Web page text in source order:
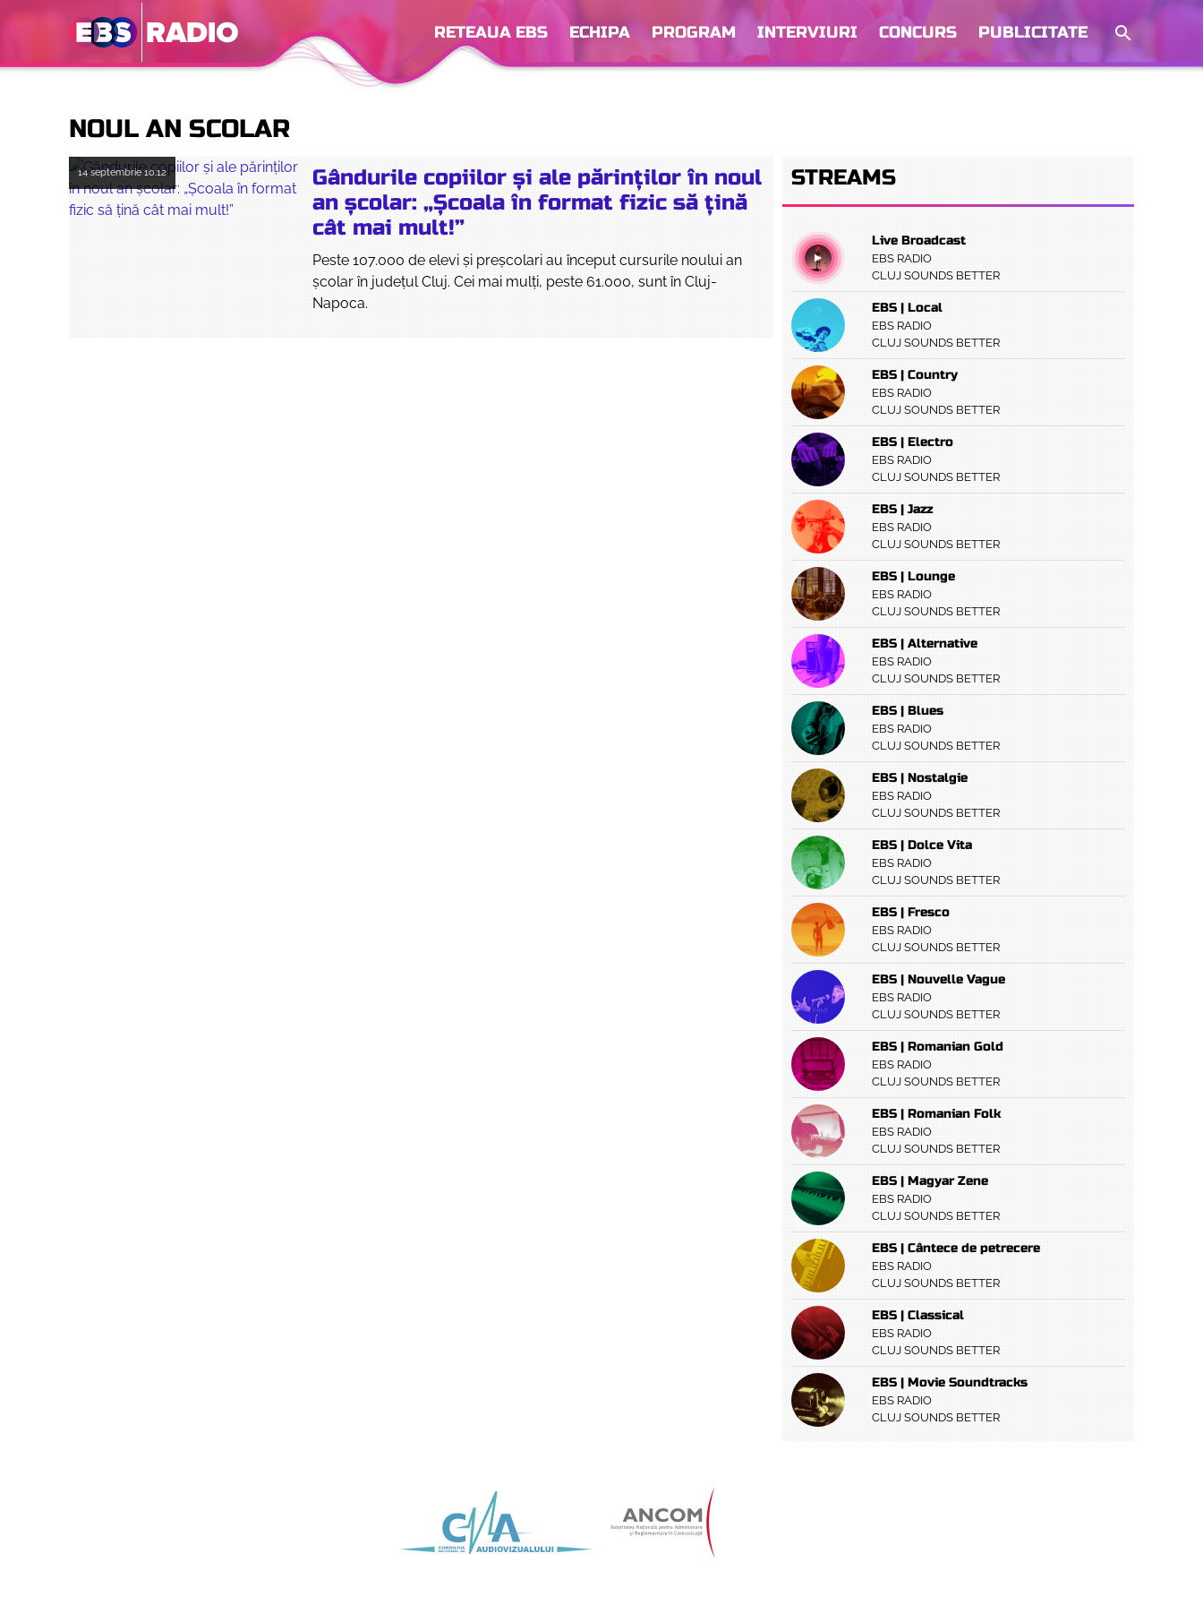
RETEAUA EBS ECHIPA PROGRAM INTERVIURI CONCURS PUBLICITATE
NOUL AN SCOLAR
14 septembrie10:12
Gândurile copiilor și ale părinților în noul
an școlar: „Școala în format fizic să țină
cât mai mult!”
Peste 107.000 de elevi și preșcolari au început cursurile noului an
școlar în județul Cluj. Cei mai mulți, peste 61.000, sunt în Cluj-
Napoca.
STREAMS
Live Broadcast
EBS RADIO
CLUJ SOUNDS BETTER
EBS | Local
EBS RADIO
CLUJ SOUNDS BETTER
EBS | Country
EBS RADIO
CLUJ SOUNDS BETTER
EBS | Electro
EBS RADIO
CLUJ SOUNDS BETTER
EBS | Jazz
EBS RADIO
CLUJ SOUNDS BETTER
EBS | Lounge
EBS RADIO
CLUJ SOUNDS BETTER
EBS | Alternative
EBS RADIO
CLUJ SOUNDS BETTER
EBS | Blues
EBS RADIO
CLUJ SOUNDS BETTER
EBS | Nostalgie
EBS RADIO
CLUJ SOUNDS BETTER
EBS | Dolce Vita
EBS RADIO
CLUJ SOUNDS BETTER
EBS | Fresco
EBS RADIO
CLUJ SOUNDS BETTER
EBS | Nouvelle Vague
EBS RADIO
CLUJ SOUNDS BETTER
EBS | Romanian Gold
EBS RADIO
CLUJ SOUNDS BETTER
EBS | Romanian Folk
EBS RADIO
CLUJ SOUNDS BETTER
EBS | Magyar Zene
EBS RADIO
CLUJ SOUNDS BETTER
EBS | Cântece de petrecere
EBS RADIO
CLUJ SOUNDS BETTER
EBS | Classical
EBS RADIO
CLUJ SOUNDS BETTER
EBS | Movie Soundtracks
EBS RADIO
CLUJ SOUNDS BETTER